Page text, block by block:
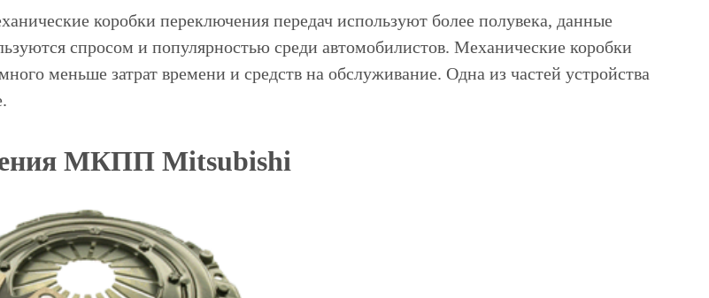
коробки переключения передач используют более полувека, данные
спросом и популярностью среди автомобилистов. Механические коробки
меньше затрат времени и средств на обслуживание. Одна из частей устройства
МКПП Mitsubishi